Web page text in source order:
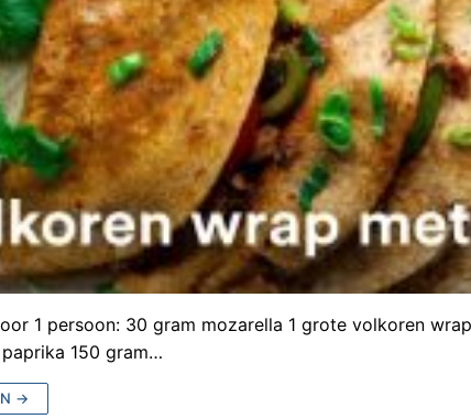
1 persoon: 30 gram mozarella 1 grote volkoren
150 gram…
→